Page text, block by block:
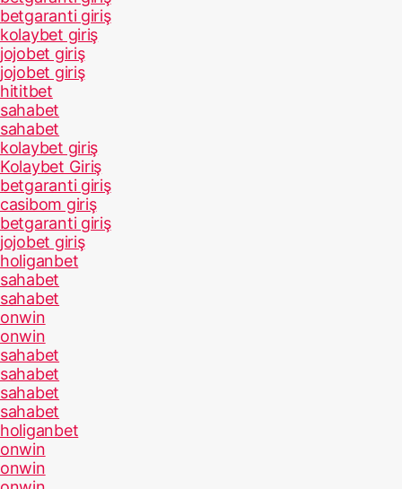
betgaranti giriş
kolaybet giriş
jojobet giriş
jojobet giriş
hititbet
sahabet
sahabet
kolaybet giriş
Kolaybet Giriş
betgaranti giriş
casibom giriş
betgaranti giriş
jojobet giriş
holiganbet
sahabet
sahabet
onwin
onwin
sahabet
sahabet
sahabet
sahabet
holiganbet
onwin
onwin